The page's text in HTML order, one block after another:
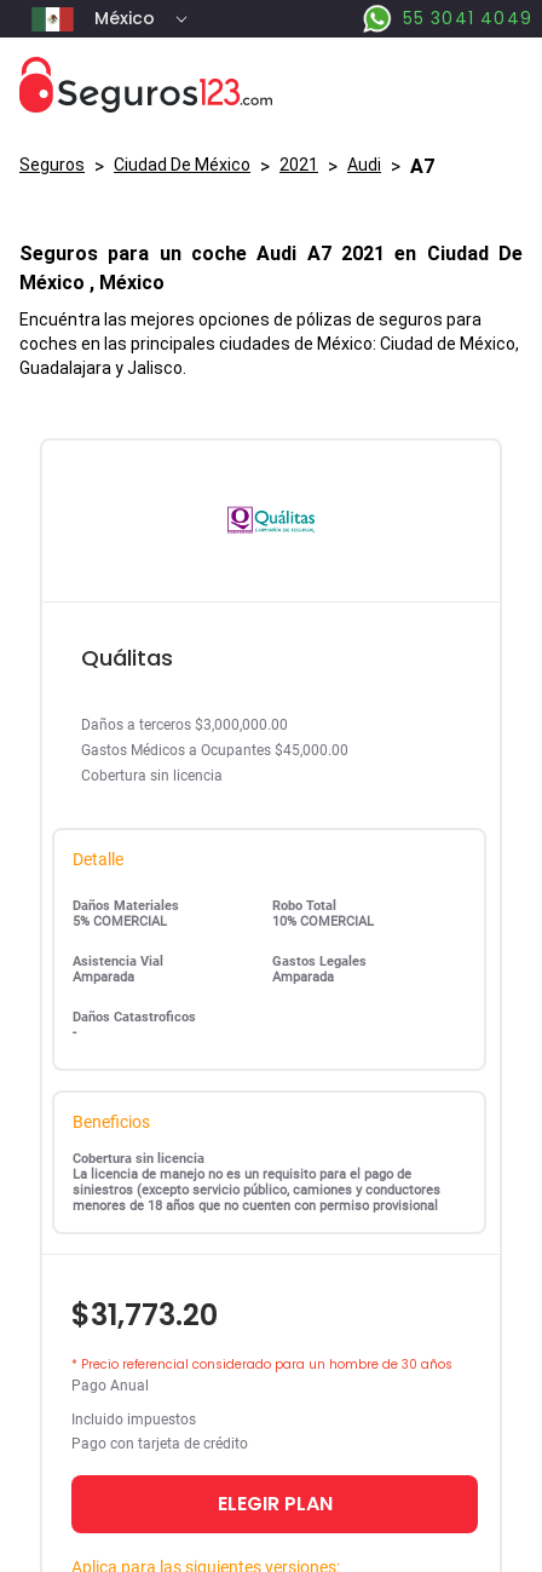
México 55 3041 4049
Seguros > Ciudad De México > 2021 > Audi > A7
Seguros para un cocheAudi A72021 en Ciudad De
México , México
Encuéntra las mejores opciones de pólizas de seguros para
coches en las principales ciudades de México: Ciudad de México,
Guadalajara y Jalisco.
Quálitas
Daños a terceros $3,000,000.00
Gastos Médicos a Ocupantes $45,000.00
Cobertura sin licencia
Detalle
Daños Materiales
5% COMERCIAL
Robo Total
10% COMERCIAL
Asistencia Vial
Amparada
Gastos Legales
Amparada
Daños Catastroficos
-
Beneficios
Cobertura sin licencia
La licencia de manejo no es un requisito para el pago de
siniestros (excepto servicio público, camiones y conductores
menores de 18 años que no cuenten con permiso provisional
$31,773.20
* Precio referencial considerado para un hombre de 30 años
Pago Anual
Incluido impuestos
Pago con tarjeta de crédito
ELEGIR PLAN
Aplica para las siguientes versiones: